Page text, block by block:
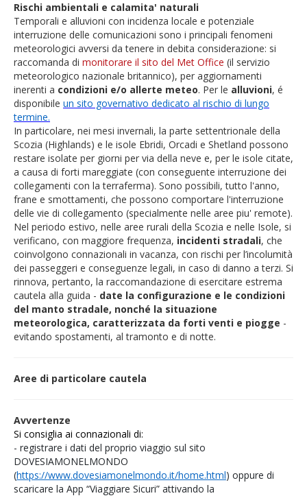
Rischi ambientali e calamita' naturali
Temporali e alluvioni con incidenza locale e potenziale
interruzione delle comunicazioni sono i principali fenomeni
meteorologici avversi da tenere in debita considerazione: si
raccomanda di monitorare il sito del Met Office (il servizio
meteorologico nazionale britannico), per aggiornamenti
inerenti a condizioni e/o allerte meteo. Per le alluvioni, é
disponibile un sito governativo dedicato al rischio di lungo
termine.
In particolare, nei mesi invernali, la parte settentrionale della
Scozia (Highlands) e le isole Ebridi, Orcadi e Shetland possono
restare isolate per giorni per via della neve e, per le isole citate,
a causa di forti mareggiate (con conseguente interruzione dei
collegamenti con la terraferma). Sono possibili, tutto l'anno,
frane e smottamenti, che possono comportare l'interruzione
delle vie di collegamento (specialmente nelle aree piu' remote).
Nel periodo estivo, nelle aree rurali della Scozia e nelle Isole, si
verificano, con maggiore frequenza, incidenti stradali, che
coinvolgono connazionali in vacanza, con rischi per l’incolumità
dei passeggeri e conseguenze legali, in caso di danno a terzi. Si
rinnova, pertanto, la raccomandazione di esercitare estrema
cautela alla guida - date la configurazione e le condizioni
del manto stradale, nonché la situazione
meteorologica, caratterizzata da forti venti e piogge -
evitando spostamenti, al tramonto e di notte.
Aree di particolare cautela
Avvertenze
Si consiglia ai connazionali di:
- registrare i dati del proprio viaggio sul sito
DOVESIAMONELMONDO
(https://www.dovesiamonelmondo.it/home.html) oppure di
scaricare la App “Viaggiare Sicuri” attivando la